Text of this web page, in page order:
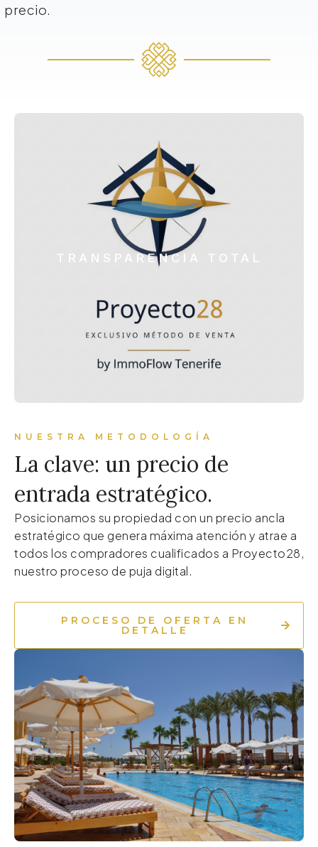
precio.
TRANSPARENCIA TOTAL
NUESTRA METODOLOGÍA
La clave: un precio de
entrada estratégico.
Posicionamos su propiedad con un precio ancla
estratégico que genera máxima atención y atrae a
todos los compradores cualificados a Proyecto28,
nuestro proceso de puja digital.
PROCESO DE OFERTA EN
DETALLE